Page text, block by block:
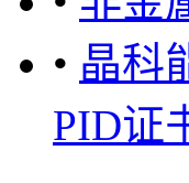
• 晶科
PID证